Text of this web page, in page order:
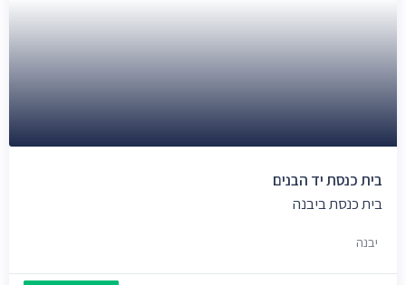
בית כנסת יד הבנים
בית כנסת ביבנה
יבנה